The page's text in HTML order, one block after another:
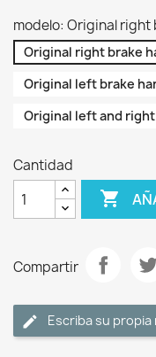
modelo: Original right
Original right brake
Original left brake
Original left and right
Cantidad

Compartir
Escriba su